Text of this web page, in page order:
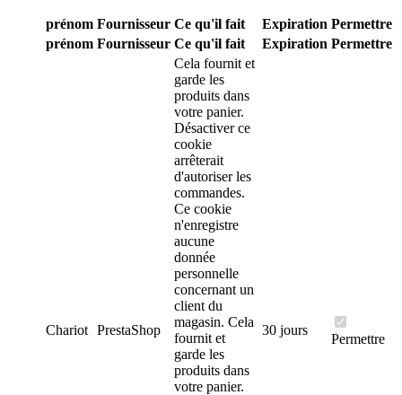
prénom Fournisseur Ce qu'il fait Expiration Permettre
prénom Fournisseur Ce qu'il fait Expiration Permettre
Chariot PrestaShop
Cela fournit et
garde les
produits dans
votre panier.
Désactiver ce
cookie
arrêterait
d'autoriser les
commandes.
Ce cookie
n'enregistre
aucune
donnée
personnelle
concernant un
client du
magasin. Cela
fournit et
garde les
produits dans
votre panier.
30 jours
Permettre